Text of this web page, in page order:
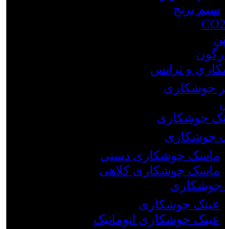
سیم برنج
و ترانس
جوشکاری
جوشکاری
جوشکاری
ماسک جوشکاری دستی
ماسک جوشکاری کلاهی
جوشکاری
عینک جوشکاری
عینک جوشکاری اتوماتیک